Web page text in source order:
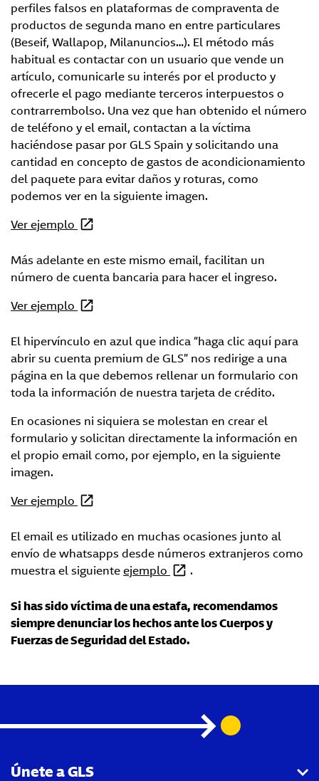
perfiles falsos en plataformas de compraventa de
productos de segunda mano en entre particulares
(Beseif, Wallapop, Milanuncios…). El método más
habitual es contactar con un usuario que vende un
artículo, comunicarle su interés por el producto y
ofrecerle el pago mediante terceros interpuestos o
contrarrembolso. Una vez que han obtenido el número
de teléfono y el email, contactan a la víctima
haciéndose pasar por GLS Spain y solicitando una
cantidad en concepto de gastos de acondicionamiento
del paquete para evitar daños y roturas, como
podemos ver en la siguiente imagen.
Ver ejemplo
Más adelante en este mismo email, facilitan un
número de cuenta bancaria para hacer el ingreso.
Ver ejemplo
El hipervínculo en azul que indica “haga clic aquí para
abrir su cuenta premium de GLS” nos redirige a una
página en la que debemos rellenar un formulario con
toda la información de nuestra tarjeta de crédito.
En ocasiones ni siquiera se molestan en crear el
formulario y solicitan directamente la información en
el propio email como, por ejemplo, en la siguiente
imagen.
Ver ejemplo
El email es utilizado en muchas ocasiones junto al
envío de whatsapps desde números extranjeros como
muestra el siguienteejemplo .
Si has sido víctima de una estafa, recomendamos
siempre denunciar los hechos ante los Cuerpos y
Fuerzas de Seguridad del Estado.
Únete a GLS